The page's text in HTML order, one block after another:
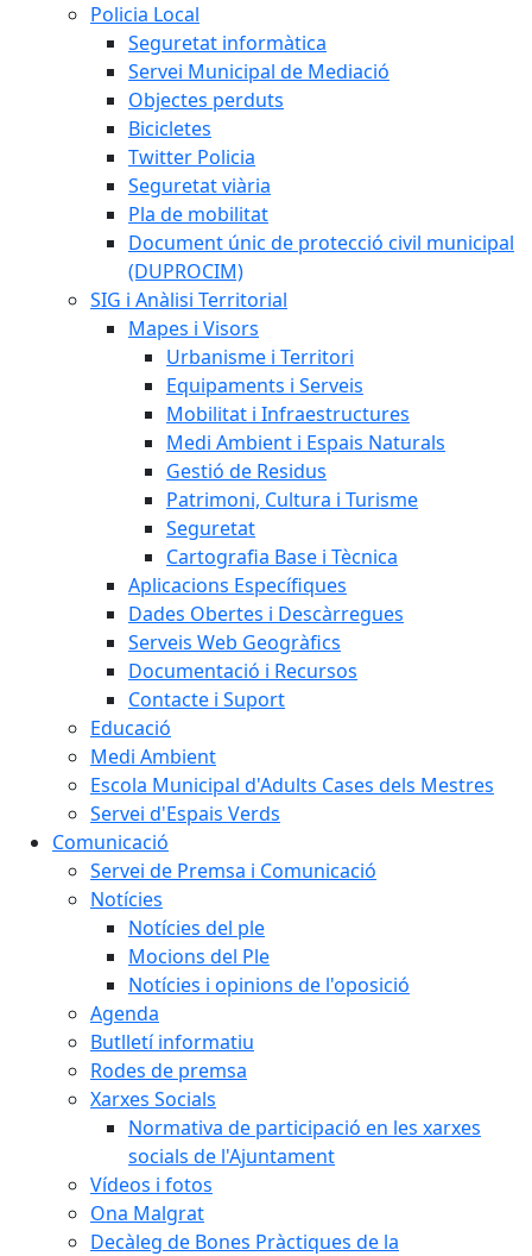
Policia Local
Seguretat informàtica
Servei Municipal de Mediació
Objectes perduts
Bicicletes
Twitter Policia
Seguretat viària
Pla de mobilitat
Document únic de protecció civil municipal
(DUPROCIM)
SIG i Anàlisi Territorial
Mapes i Visors
Urbanisme i Territori
Equipaments i Serveis
Mobilitat i Infraestructures
Medi Ambient i Espais Naturals
Gestió de Residus
Patrimoni, Cultura i Turisme
Seguretat
Cartografia Base i Tècnica
Aplicacions Específiques
Dades Obertes i Descàrregues
Serveis Web Geogràfics
Documentació i Recursos
Contacte i Suport
Educació
Medi Ambient
Escola Municipal d'Adults Cases dels Mestres
Servei d'Espais Verds
Comunicació
Servei de Premsa i Comunicació
Notícies
Notícies del ple
Mocions del Ple
Notícies i opinions de l'oposició
Agenda
Butlletí informatiu
Rodes de premsa
Xarxes Socials
Normativa de participació en les xarxes
socials de l'Ajuntament
Vídeos i fotos
Ona Malgrat
Decàleg de Bones Pràctiques de la